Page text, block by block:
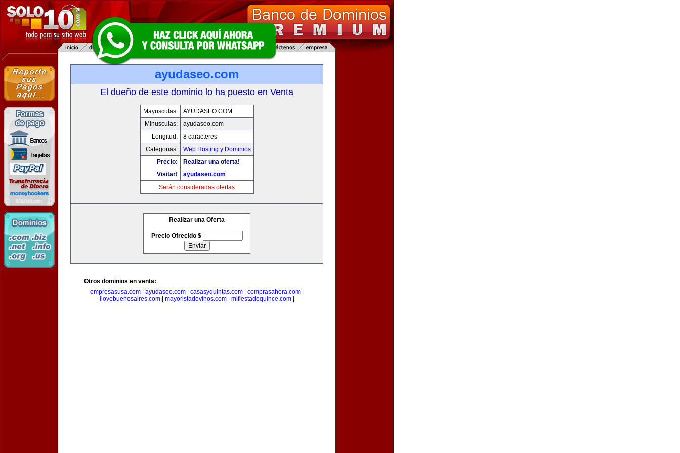
ayudaseo.com
El dueño de este dominio lo ha puesto en Venta
Mayusculas:
AYUDASEO.COM
Minusculas:
ayudaseo.com
Longitud:
8 caracteres
Categorias:
Web Hosting y Dominios
Precio:
Realizar una oferta!
Visitar!
ayudaseo.com
Serán consideradas ofertas
Realizar una Oferta
Precio Ofrecido $
Otros dominios en venta:
empresasusa.com
ayudaseo.com casasyquintas.com comprasahora.com
ilovebuenosaires.com| mayoristadevinos.com| mifiestadequince.com|